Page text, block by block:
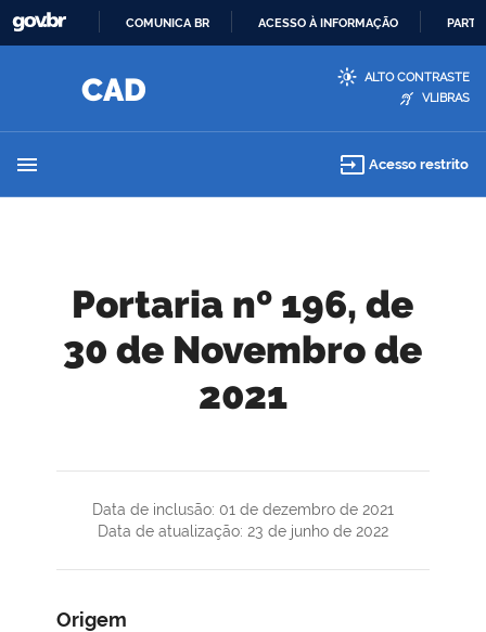
CONTEÚDO
COMUNICA BR ACESSO À INFORMAÇÃO
ALTO CONTRASTE
VLIBRAS
menu input Acesso restrito
Portaria nº 196, de
30 de Novembro de
2021
Data de inclusão: 01 de dezembro de 2021
Data de atualização: 23 de junho de 2022
Origem